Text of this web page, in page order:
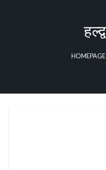
HOMEPAGE